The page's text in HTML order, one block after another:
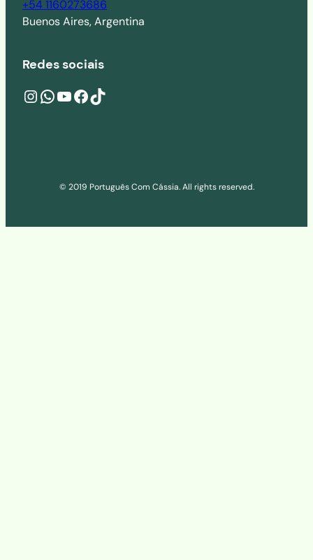
+54 1160273686
Buenos Aires, Argentina
Redes sociais
Instagramwa.me/541160273686 YouTube Facebook TikTok
© 2019 Português Com Cássia. All rights reserved.